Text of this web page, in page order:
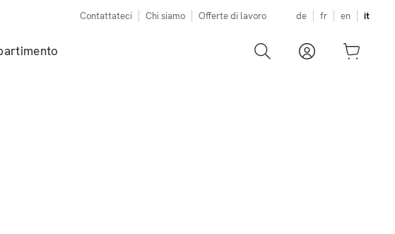
Contattateci Chi siamo Offerte di lavoro de fr en it